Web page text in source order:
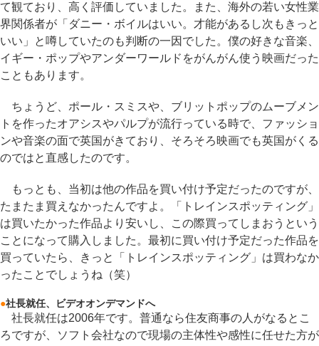
て観ており、高く評価していました。また、海外の若い女性業
界関係者が「ダニー・ボイルはいい。才能があるし次もきっと
いい」と噂していたのも判断の一因でした。僕の好きな音楽、
イギー・ポップやアンダーワールドをがんがん使う映画だった
こともあります。
ちょうど、ポール・スミスや、ブリットポップのムーブメン
トを作ったオアシスやパルプが流行っている時で、ファッショ
ンや音楽の面で英国がきており、そろそろ映画でも英国がくる
のではと直感したのです。
もっとも、当初は他の作品を買い付け予定だったのですが、
たまたま買えなかったんですよ。「トレインスポッティング」
は買いたかった作品より安いし、この際買ってしまおうという
ことになって購入しました。最初に買い付け予定だった作品を
買っていたら、きっと「トレインスポッティング」は買わなか
ったことでしょうね（笑）
●社長就任、ビデオオンデマンドへ
社長就任は2006年です。普通なら住友商事の人がなるとこ
ろですが、ソフト会社なので現場の主体性や感性に任せた方が